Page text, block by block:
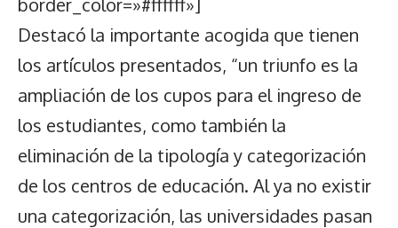
Destacó la importante acogida que tienen
los artículos presentados, “un triunfo es la
ampliación de los cupos para el ingreso de
los estudiantes, como también la
eliminación de la tipología y categorización
de los centros de educación. Al ya no existir
una categorización, las universidades pasan